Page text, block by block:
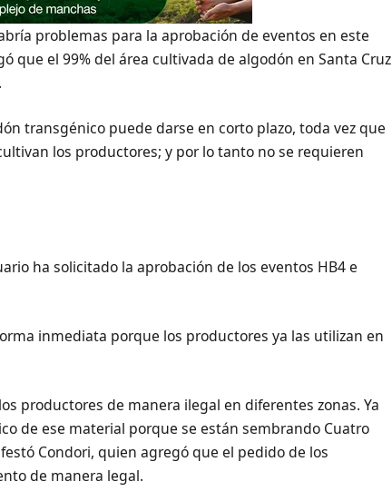
problemas para la aprobación de eventos en este
que el 99% del área cultivada de algodón en Santa Cruz
transgénico puede darse en corto plazo, toda vez que
los productores; y por lo tanto no se requieren
ha solicitado la aprobación de los eventos HB4 e
inmediata porque los productores ya las utilizan en
productores de manera ilegal en diferentes zonas. Ya
de ese material porque se están sembrando Cuatro
Condori, quien agregó que el pedido de los
de manera legal.